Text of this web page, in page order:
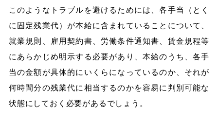
このようなトラブルを避けるためには、各手当（とく
に固定残業代）が本給に含まれていることについて、
就業規則、雇用契約書、労働条件通知書、賃金規程等
にあらかじめ明示する必要があり、本給のうち、各手
当の金額が具体的にいくらになっているのか、それが
何時間分の残業代に相当するのかを容易に判別可能な
状態にしておく必要があるでしょう。